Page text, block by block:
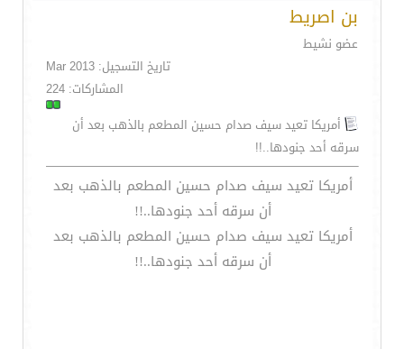
بن اصريط
عضو نشيط
تاريخ التسجيل: Mar 2013
المشاركات: 224
أمريكا تعيد سيف صدام حسين المطعم بالذهب بعد أن
سرقه أحد جنودها..!!
أمريكا تعيد سيف صدام حسين المطعم بالذهب بعد
أن سرقه أحد جنودها..!!
أمريكا تعيد سيف صدام حسين المطعم بالذهب بعد
أن سرقه أحد جنودها..!!